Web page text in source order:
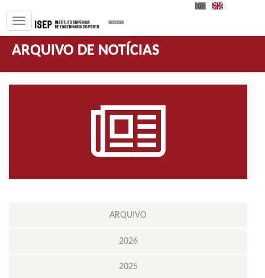
PT
ARQUIVO DE NOTÍCIAS
ARQUIVO
2026
2025